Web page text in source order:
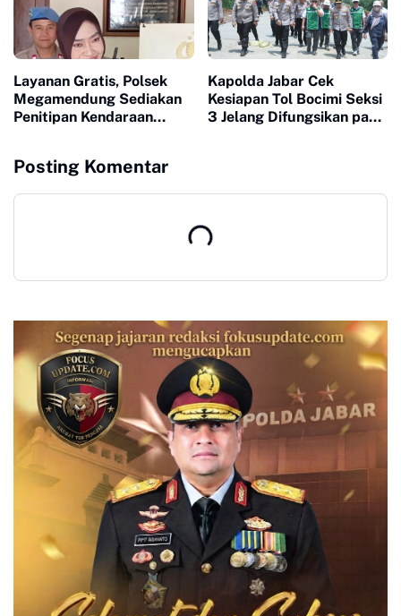
Layanan Gratis, Polsek
Megamendung Sediakan
Penitipan Kendaraan
H
Kapolda Jabar Cek
Kesiapan Tol Bocimi Seksi
3 Jelang Difungsikan pada
Posting Komentar